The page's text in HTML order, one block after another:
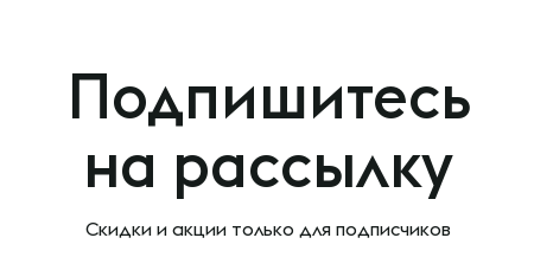
Подпишитесь
на рассылку
Скидки и акции только для подписчиков